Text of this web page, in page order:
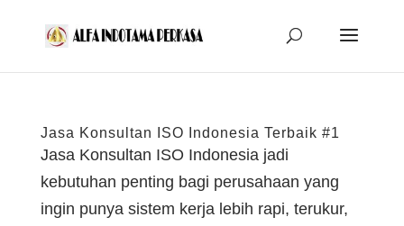
Jasa Konsultan ISO Indonesia Terbaik #1
Jasa Konsultan ISO Indonesia jadi
kebutuhan penting bagi perusahaan yang
ingin punya sistem kerja lebih rapi, terukur,